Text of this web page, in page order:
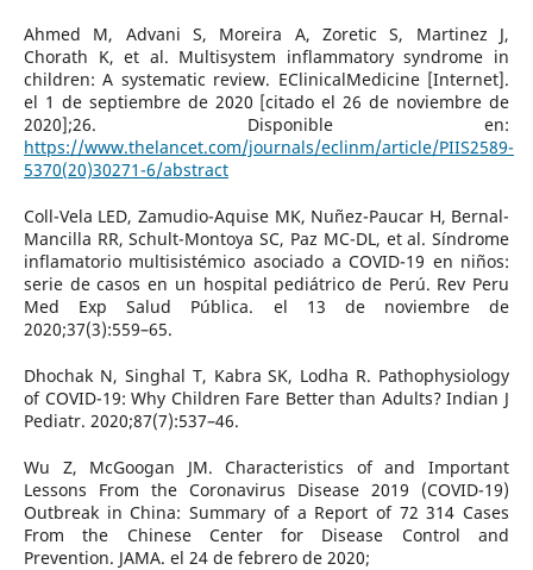
Ahmed M, Advani S, Moreira A, Zoretic S, Martinez J,
Chorath K, et al. Multisystem inflammatory syndrome in
children: A systematic review. EClinicalMedicine [Internet].
el 1 de septiembre de 2020 [citado el 26 de noviembre de
2020];26. Disponible en:
https://www.thelancet.com/journals/eclinm/article/PIIS2589-
5370(20)30271-6/abstract
Coll-Vela LED, Zamudio-Aquise MK, Nuñez-Paucar H, Bernal-
Mancilla RR, Schult-Montoya SC, Paz MC-DL, et al. Síndrome
inflamatorio multisistémico asociado a COVID-19 en niños:
serie de casos en un hospital pediátrico de Perú. Rev Peru
Med Exp Salud Pública. el 13 de noviembre de
2020;37(3):559–65.
Dhochak N, Singhal T, Kabra SK, Lodha R. Pathophysiology
of COVID-19: Why Children Fare Better than Adults? Indian J
Pediatr. 2020;87(7):537–46.
Wu Z, McGoogan JM. Characteristics of and Important
Lessons From the Coronavirus Disease 2019 (COVID-19)
Outbreak in China: Summary of a Report of 72 314 Cases
From the Chinese Center for Disease Control and
Prevention. JAMA. el 24 de febrero de 2020;